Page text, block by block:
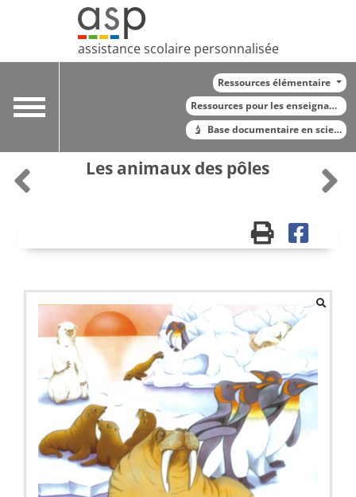
assistance scolaire personnalisée
Toggle
Ressources élémentaire
Ressources pour les enseignants
Base documentaire en sciences
Les animaux des pôles